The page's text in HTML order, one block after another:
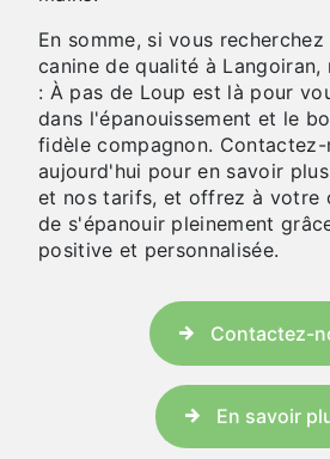
En somme, si vous
canine de qualité à Langoiran,
: À pas de Loup est là pour
dans l'épanouissement et le
fidèle compagnon. Contactez-
aujourd'hui pour en savoir
et nos tarifs, et offrez à votre
de s'épanouir pleinement
positive et personnalisée.
En savoir
Contactez-